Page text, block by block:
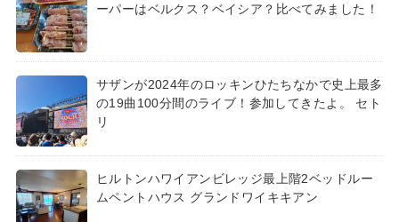
ーパーはベルクス？ベイシア？比べてみました！
サザンが2024年のロッキンひたちなかで史上最多
の19曲100分間のライブ！参加してきたよ。 セト
リ
ヒルトンハワイアンビレッジ最上階2ベッドルー
ムペントハウス グランドワイキキアン